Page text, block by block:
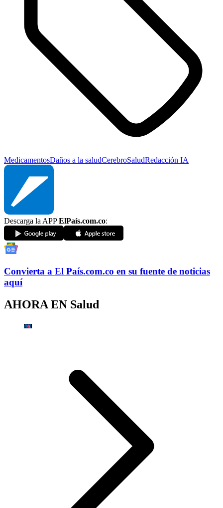
MedicamentosDaños a la saludCerebroSaludRedacción IA
Descarga la APPElPaís.com.co:
Convierta a El País.com.co en su fuente de noticias
aquí
AHORA EN Salud